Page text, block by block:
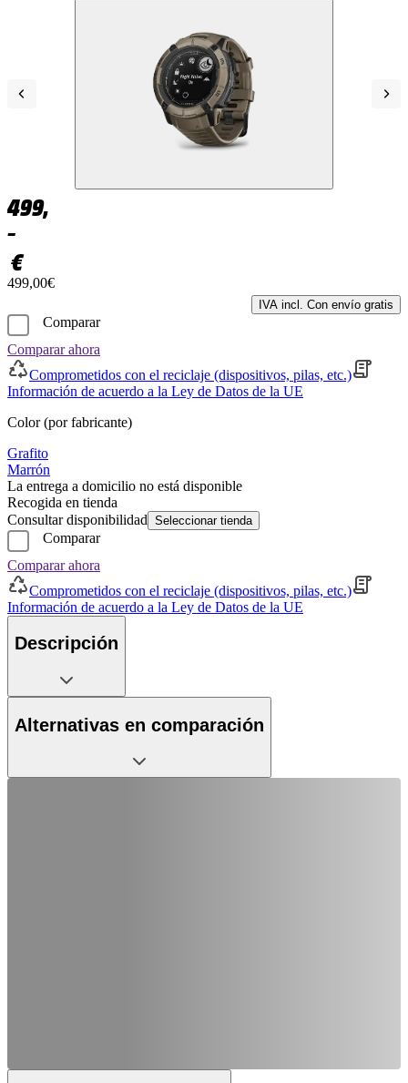
499,
–
€
499,00€
IVA incl. Con envío gratis
Comparar
Comparar ahora
Comprometidos con el reciclaje (dispositivos, pilas, etc.)
Información de acuerdo a la Ley de Datos de la UE
Color (por fabricante)
Grafito
Marrón
La entrega a domicilio no está disponible
Recogida en tienda
Consultar disponibilidad Seleccionar tienda
Comparar
Comparar ahora
Comprometidos con el reciclaje (dispositivos, pilas, etc.)
Información de acuerdo a la Ley de Datos de la UE
Descripción
Alternativas en comparación